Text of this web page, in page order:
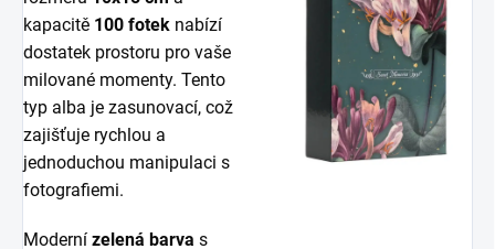
kapacitě 100 fotek nabízí
dostatek prostoru pro vaše
milované momenty. Tento
typ alba je zasunovací, což
zajišťuje rychlou a
jednoduchou manipulaci s
fotografiemi.
Moderní zelená barva s